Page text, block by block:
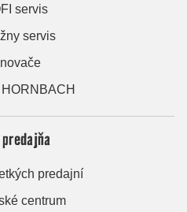
servis
servis
predajní
centrum